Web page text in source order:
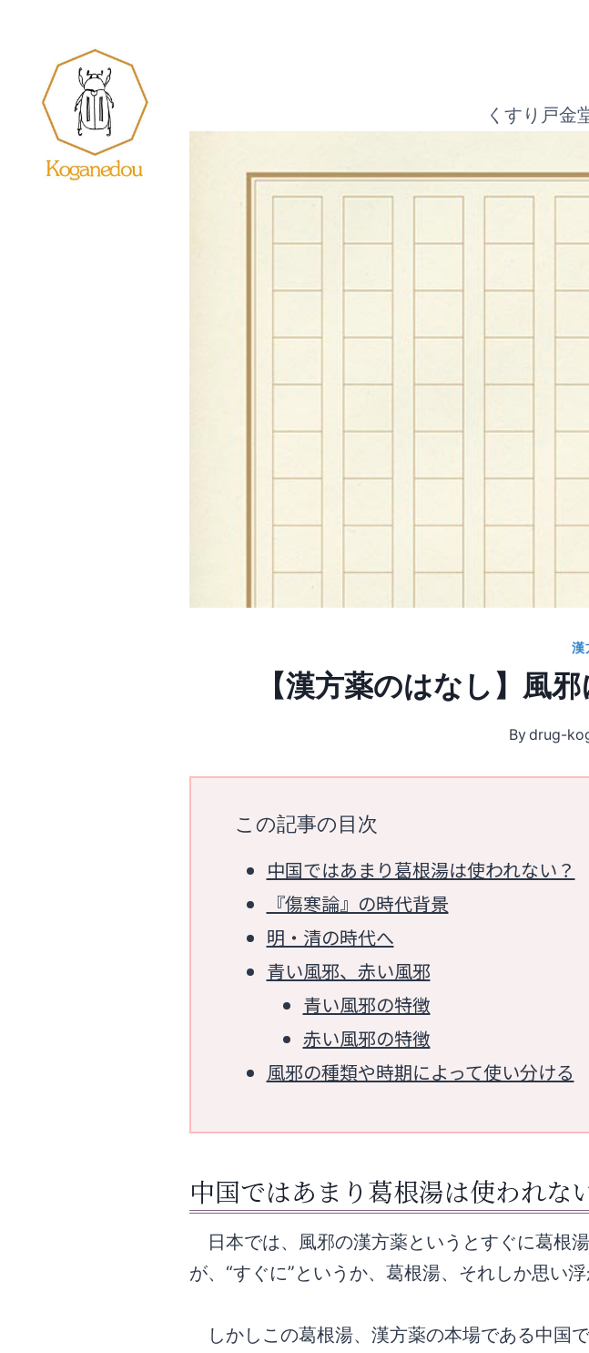
くすり戸金
漢
【漢方薬のはなし】風
Bydrug-
この記事の目次
中国ではあまり葛根湯は使われない？
『傷寒論』の時代背景
明・清の時代へ
青い風邪、赤い風邪
青い風邪の特徴
赤い風邪の特徴
風邪の種類や時期によって使い分ける
中国ではあまり葛根湯は使われな
日本では、風邪の漢方薬というとすぐに葛根
が、“すぐに”というか、葛根湯、それしか思い
しかしこの葛根湯、漢方薬の本場である中国